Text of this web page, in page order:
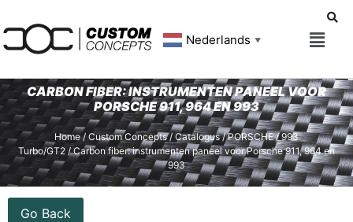
Nederlands ▼
CARBON FIBER: INSTRUMENTEN PANEEL VOOR
PORSCHE 911, 964 EN 993
Home/ Custom Concepts/ Catalogus/PORSCHE/993
Turbo/GT2 / Carbon fiber: instrumenten paneel voor Porsche 911, 964 en
993
Go Back